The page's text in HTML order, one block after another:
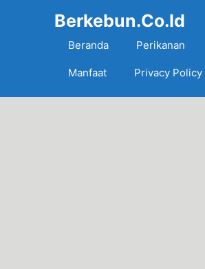
Berkebun.Co.Id
Beranda Perikanan
Manfaat Privacy